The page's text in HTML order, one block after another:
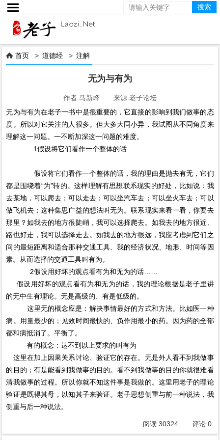

 首页 >道德经 >注解
无为与有为
作者:马新峰 来源:老子论坛
无为与有为在老子一书中是很重要的，它直接的影响到我们做事的态
度。所以对它关注的人很多。但大多大同小异，我试图从不同角度来
理解这一问题。一不断加深这一问题的难度。
1假设将它们看作一个整体的话……
假设将它们看作一个整体的话，我的理由是抛去有无，它们
都是围绕着“为”转的。这样理解有思想联系现实的好处，比如说：我
去某地，可以爬去；可以走去；可以坐汽车去；可以坐火车去；可以
做飞机去；这种集思广益的想法叫无为。联系现实来看一看，你要去
那里？如我去的地方很陡峭，我可以选择爬去。如我去的地方很近、
路也好走，我可以选择走去。如我去的地方很远，我应考虑到它们之
间的最短距离和适合那种交通工具、我的经济状况、地形、时间等因
素。从而选择的交通工具叫有为。
2假设用好坏的观点看有为和无为的话……
假设用好坏的观点看有为和无为的话，我的理论根据是老子里讲
的无中生有理论。无是高级的、有是低级的。
这里无的概念应是：解决事情最好的方式和方法。比如医一种
病。用量最少的；见效时间最快的、负作用最小的药。因为药的全部
都和病抵消了。平衡了。
有的概念：达不到以上要求的叫有为
这里在加上因果关系讨论、验证它的存在。无是外人看不到我做事
的目的；有是能看到我做事的目的。看不到我做事的目的你就很难看
清我做事的过程。所以你就不知这件事是我做的。这里用老子的理论
验证是既得其母，以知其子来验证。老子思想侧重与前一种说法，我
侧重与后一种说法。
阅读:30324评论:0